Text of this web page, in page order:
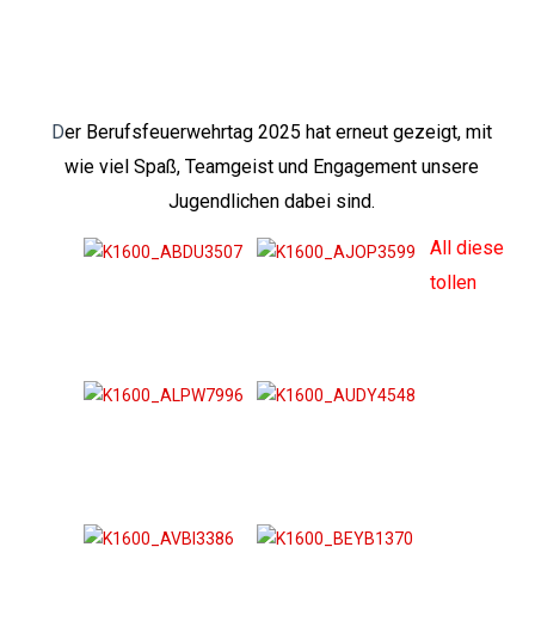
Der Berufsfeuerwehrtag 2025 hat erneut gezeigt, mit
wie viel Spaß, Teamgeist und Engagement unsere
Jugendlichen dabei sind.
All diese
tollen